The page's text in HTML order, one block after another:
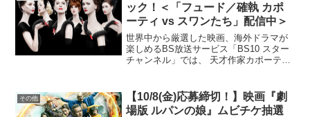
ック！＜「フュード／確執 カポ
ーティ vs スワンたち」配信中＞
世界中から厳選した映画、海外ドラマが
楽しめるBS放送サービス「BS10 スター
チャンネル」では、 天才作家カポーティ
ラマ「フュード／確執 カポーティ vs ス
ワンたち」...
その他
【10/8(金)応募締切！】映画『劇
場版 ルパンの娘』ムビチケ抽選